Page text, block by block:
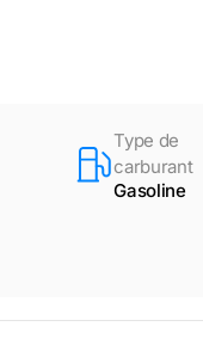
Type de
carburant
Gasoline